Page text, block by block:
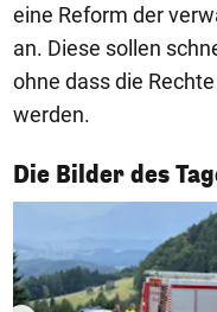
eine Reform der
an. Diese sollen
ohne dass die
werden.
Die Bilder des
1/50